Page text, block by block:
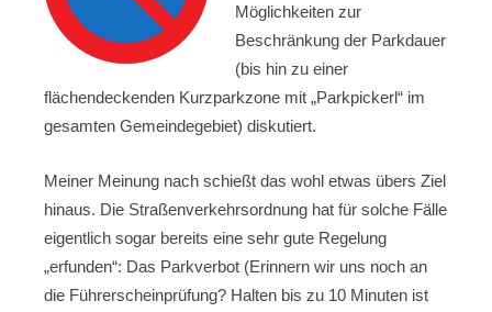
Möglichkeiten zur
Beschränkung der Parkdauer
(bis hin zu einer
flächendeckenden Kurzparkzone mit „Parkpickerl“ im
gesamten Gemeindegebiet) diskutiert.
Meiner Meinung nach schießt das wohl etwas übers Ziel
hinaus. Die Straßenverkehrsordnung hat für solche Fälle
eigentlich sogar bereits eine sehr gute Regelung
„erfunden“: Das Parkverbot (Erinnern wir uns noch an
die Führerscheinprüfung? Halten bis zu 10 Minuten ist